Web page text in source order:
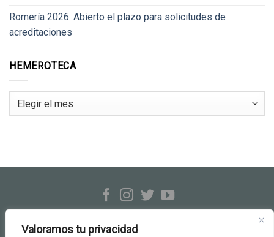
Valoramos tu privacidad
Romería 2026. Abierto el plazo para solicitudes de
acreditaciones
HEMEROTECA
Hemeroteca
c/ Evangelista, 23-25 · Sevilla